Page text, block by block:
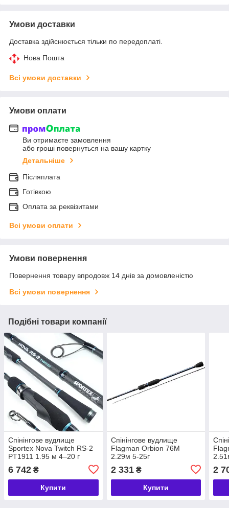
Умови доставки
Доставка здійснюється тільки по передоплаті.
Нова Пошта
Всі умови доставки
Умови оплати
Ви отримаєте замовлення
або гроші повернуться на вашу картку
Детальніше
Післяплата
Готівкою
Оплата за реквізитами
Всі умови оплати
Умови повернення
Повернення товару впродовж 14 днів за домовленістю
Всі умови повернення
Подібні товари компанії
Спінінгове вудлище
Sportex Nova Twitch RS-2
PT1911 1.95 м 4–20 г
6 742 ₴
Купити
Спінінгове вудлище
Flagman Orbion 76M
2.29м 5-25г
2 331₴
Купити
2